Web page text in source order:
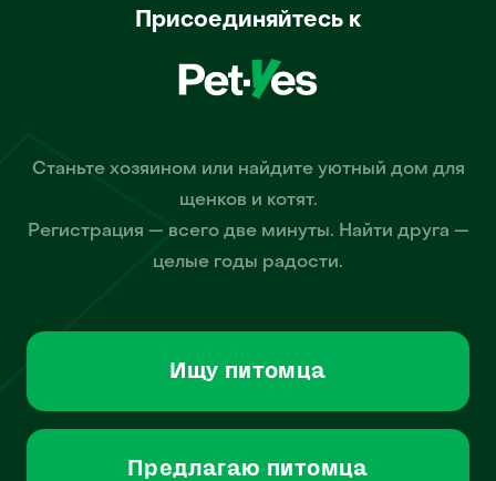
Присоединяйтесь к
Станьте хозяином или найдите уютный дом для
щенков и котят.
Регистрация — всего две минуты. Найти друга —
целые годы радости.
Ищу питомца
Предлагаю питомца